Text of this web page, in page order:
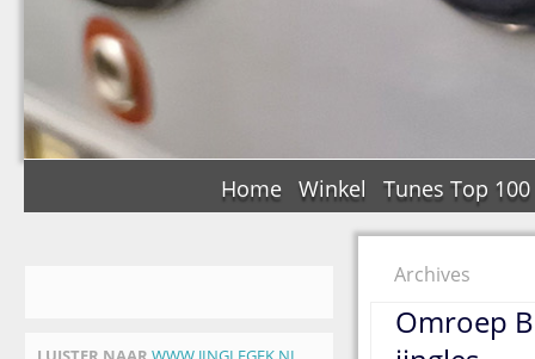
Home Winkel Tunes Top 100
Archives
Omroep